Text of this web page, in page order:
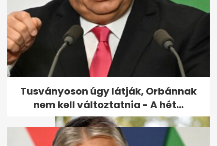
ÉLŐ: Törvényt módosít a
kormány - kormányzati
tájékoztató...
Tusványoson úgy látják, Orbánnak
nem kell változtatnia - A hét...